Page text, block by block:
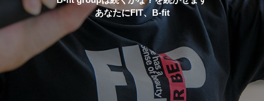
あなたにFIT、B-fit